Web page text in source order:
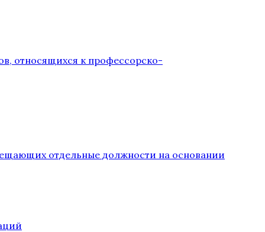
относящихся к профессорско-
отдельные должности на основании